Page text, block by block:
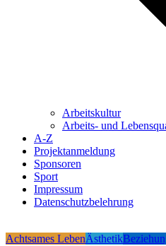
Arbeitskultur
Arbeits- und
A-Z
Projektanmeldung
Sponsoren
Sport
Impressum
Datenschutzbelehrung
Achtsames LebenÄsthetik